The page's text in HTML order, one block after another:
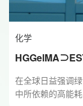
化学
在全球日益强调
中所依赖的高能